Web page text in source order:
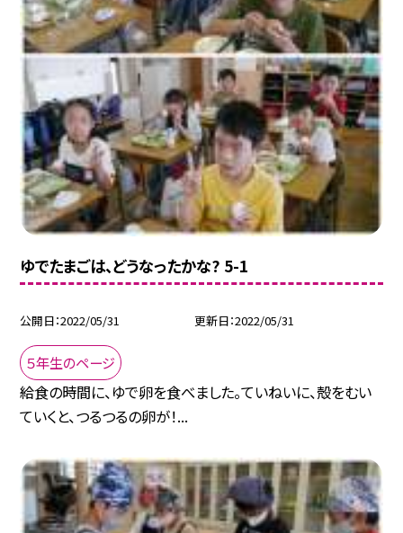
ゆでたまごは、どうなったかな? 5-1
公開日 2022/05/31 更新日 2022/05/31
５年生のページ
給食の時間に、ゆで卵を食べました。ていねいに、殻をむい
ていくと、つるつるの卵が！...